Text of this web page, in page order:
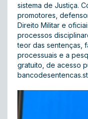
sistema de Justiça.
promotores,
Direito Militar e
processos
teor das sentenças,
processuais e a
gratuito, de acesso